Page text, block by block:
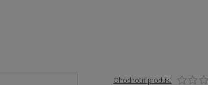
Ohodnotiť produkt